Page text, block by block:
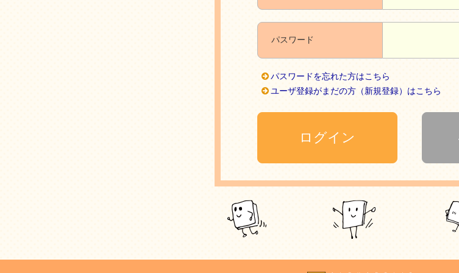
パスワード
パスワードを忘れた方はこちら
ユーザ登録がまだの方（新規登録）はこちら